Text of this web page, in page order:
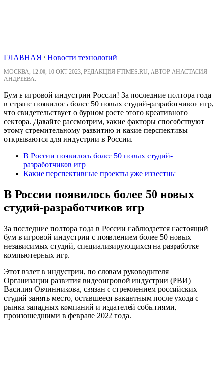
ГЛАВНАЯ /Новости технологий
МОСКВА, 12:00, 10 ОКТ 2023, РЕДАКЦИЯ FTIMES.RU, АВТОР АНАСТАСИЯ
АНДРЕЕВА.
Бум в игровой индустрии России! За последние полтора года
в стране появилось более 50 новых студий-разработчиков игр,
что свидетельствует о бурном росте этого креативного
сектора. Давайте рассмотрим, какие факторы способствуют
этому стремительному развитию и какие перспективы
открываются для индустрии в России.
В России появилось более 50 новых студий-
разработчиков игр
Какие перспективные проекты уже известны
В России появилось более 50 новых
студий-разработчиков игр
За последние полтора года в России наблюдается настоящий
бум в игровой индустрии с появлением более 50 новых
независимых студий, специализирующихся на разработке
компьютерных игр.
Этот взлет в индустрии, по словам руководителя
Организации развития видеоигровой индустрии (РВИ)
Василия Овчинникова, связан с стремлением российских
студий занять место, оставшееся вакантным после ухода с
рынка западных компаний и издателей событиями,
произошедшими в феврале 2022 года.